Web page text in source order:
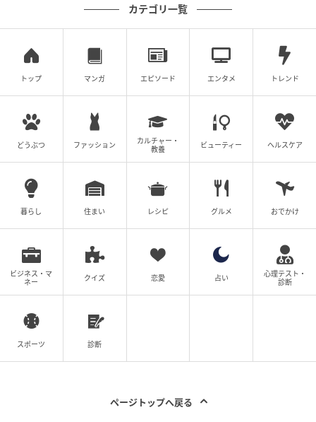
カテゴリ一覧
トップ マンガ エピソード エンタメ トレンド
どうぶつ ファッション
カルチャー・
教養
ビューティー ヘルスケア
暮らし 住まい レシピ グルメ おでかけ
ビジネス・マ
ネー
クイズ 恋愛 占い
心理テスト・
診断
スポーツ 診断
ページトップへ戻る